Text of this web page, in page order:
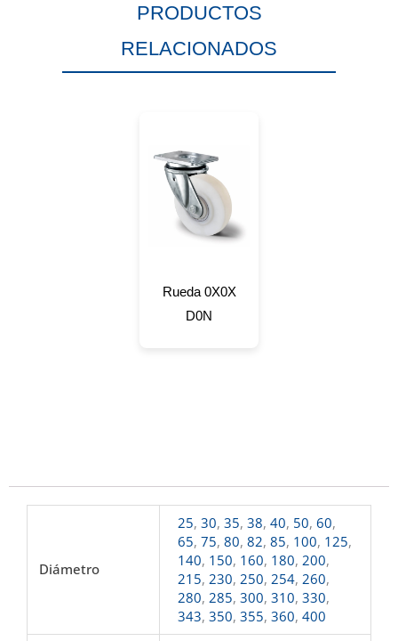
PRODUCTOS
RELACIONADOS
Rueda 0X0X
D0N
Diámetro
25, 30, 35, 38, 40, 50, 60,
65, 75, 80, 82, 85, 100, 125,
140, 150, 160, 180, 200,
215, 230, 250, 254, 260,
280, 285, 300, 310, 330,
343, 350, 355, 360, 400